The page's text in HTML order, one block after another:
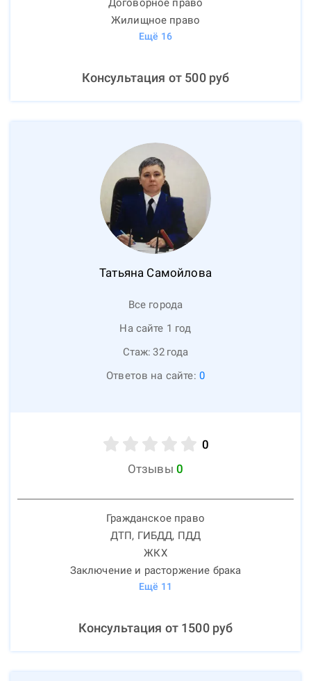
Договорное право
Жилищное право
Ещё 16
Консультация от 500руб
Татьяна Самойлова
Все города
На сайте 1 год
Стаж: 32 года
Ответов на сайте: 0
0
Отзывы 0
Гражданское право
ДТП, ГИБДД, ПДД
ЖКХ
Заключение и расторжение брака
Ещё 11
Консультация от 1500руб